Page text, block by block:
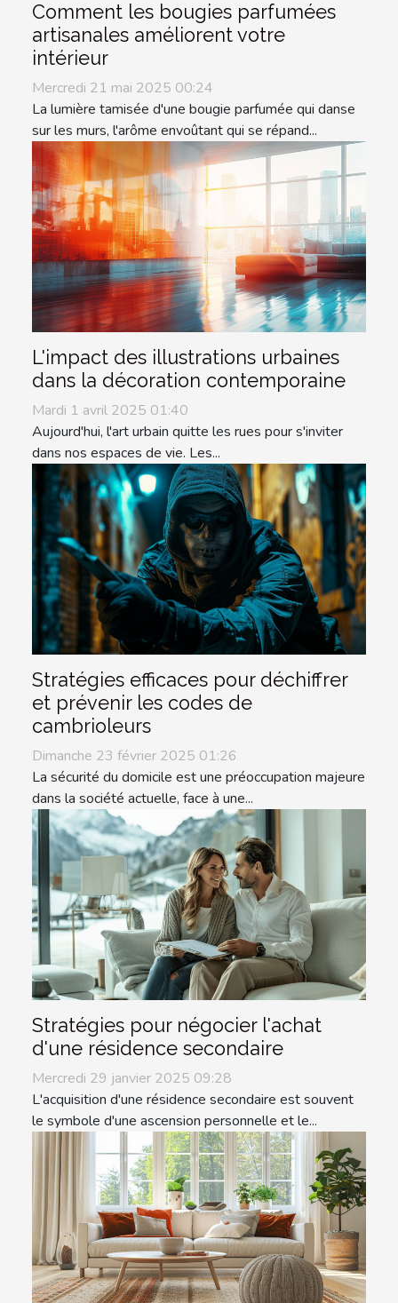
Comment les bougies parfumées
artisanales améliorent votre
intérieur
Mercredi 21 mai 2025 00:24
La lumière tamisée d'une bougie parfumée qui danse
sur les murs, l'arôme envoûtant qui se répand...
L'impact des illustrations urbaines
dans la décoration contemporaine
Mardi 1 avril 2025 01:40
Aujourd'hui, l'art urbain quitte les rues pour s'inviter
dans nos espaces de vie. Les...
Stratégies efficaces pour déchiffrer
et prévenir les codes de
cambrioleurs
Dimanche 23 février 2025 01:26
La sécurité du domicile est une préoccupation majeure
dans la société actuelle, face à une...
Stratégies pour négocier l'achat
d'une résidence secondaire
Mercredi 29 janvier 2025 09:28
L'acquisition d'une résidence secondaire est souvent
le symbole d'une ascension personnelle et le...